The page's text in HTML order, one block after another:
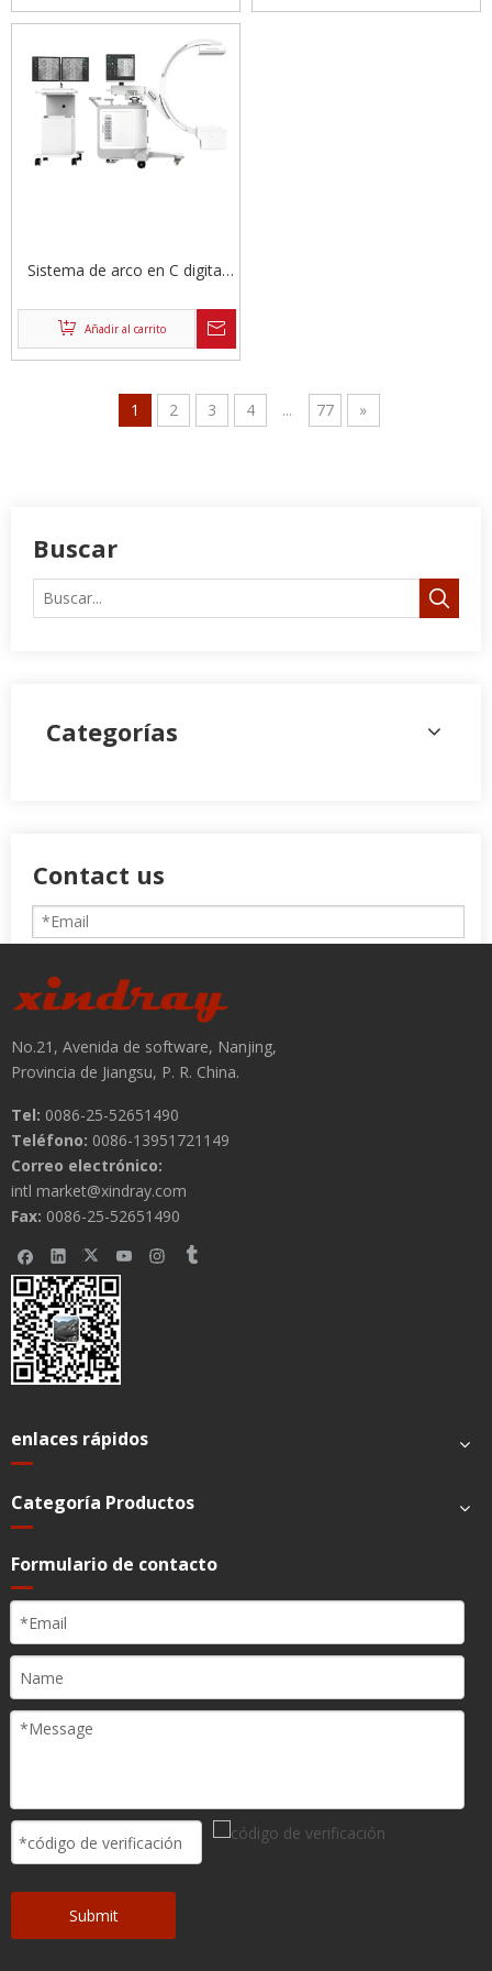
Sistema de arco en C digital
Añadir al carrito
1 2 3 4 ... 77 »
Buscar
Categorías
Contact us
No.21, Avenida de software, Nanjing,
Provincia de Jiangsu, P. R. China.
Tel: 0086-25-52651490
Teléfono: 0086-13951721149
Correo electrónico:
intl market@xindray.com
Fax: 0086-25-52651490
enlaces rápidos
Categoría Productos
Formulario de contacto
Submit